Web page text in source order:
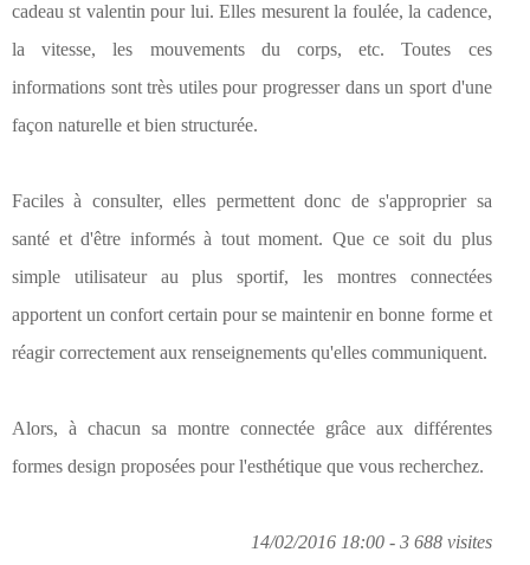
cadeau st valentin pour lui. Elles mesurent la foulée, la cadence,
la vitesse, les mouvements du corps, etc. Toutes ces
informations sont très utiles pour progresser dans un sport d'une
façon naturelle et bien structurée.
Faciles à consulter, elles permettent donc de s'approprier sa
santé et d'être informés à tout moment. Que ce soit du plus
simple utilisateur au plus sportif, les montres connectées
apportent un confort certain pour se maintenir en bonne forme et
réagir correctement aux renseignements qu'elles communiquent.
Alors, à chacun sa montre connectée grâce aux différentes
formes design proposées pour l'esthétique que vous recherchez.
14/02/2016 18:00 - 3 688 visites